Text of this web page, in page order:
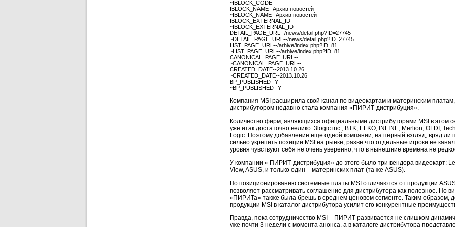
~IBLOCK_CODE--
IBLOCK_NAME--Архив новостей
~IBLOCK_NAME--Архив новостей
IBLOCK_EXTERNAL_ID--
~IBLOCK_EXTERNAL_ID--
DETAIL_PAGE_URL--/news/detail.php?ID=27745
~DETAIL_PAGE_URL--/news/detail.php?ID=27745
LIST_PAGE_URL--/arhive/index.php?ID=81
~LIST_PAGE_URL--/arhive/index.php?ID=81
CANONICAL_PAGE_URL--
~CANONICAL_PAGE_URL--
CREATED_DATE--2013.10.26
~CREATED_DATE--2013.10.26
BP_PUBLISHED--Y
~BP_PUBLISHED--Y
Компания MSI расширила свой канал по видеокартам и материнским
дистрибутором недавно стала компания «ПИРИТ-дистрибуция».
Количество фирм, являющихся официальными дистрибуторами MSI в этом
уже итак достаточно велико: 3logic inc., BTK, ELKO, INLINE, Merlion, OLDI,
Logic. Поэтому добавление еще одной компании, на первый взгляд, вряд ли
сильно укрепить позиции MSI на рынке, разве что отдельные игроки ее
уровня чувствуют себя не очень уверенно, что в нынешние времена не
У компании « ПИРИТ-дистрибуция» до этого было три вендора видеокарт:
View, ASUS, и только один – материнских плат (та же ASUS).
По позиционированию системные платы MSI отличаются от продукции
позволяет рассматривать соглашение для дистрибутора как полезное. По
«ПИРИТа» также была брешь в среднем ценовом сегменте. Таким образом,
продукции MSI в каталог дистрибутора усилит его конкурентные
Правда, пока сотрудничество MSI – ПИРИТ развивается не слишком
уже почти 3 недели с момента анонса, а в каталоге дистрибутора